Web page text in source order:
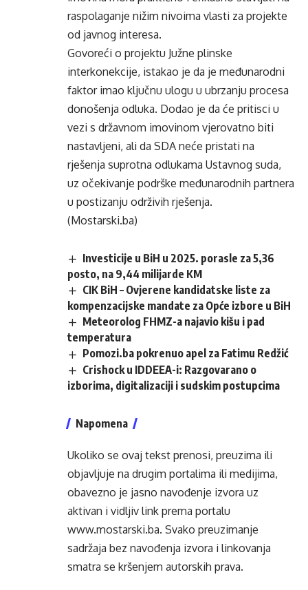
raspolaganje nižim nivoima vlasti za projekte
od javnog interesa.
Govoreći o projektu Južne plinske
interkonekcije, istakao je da je međunarodni
faktor imao ključnu ulogu u ubrzanju procesa
donošenja odluka. Dodao je da će pritisci u
vezi s državnom imovinom vjerovatno biti
nastavljeni, ali da SDA neće pristati na
rješenja suprotna odlukama Ustavnog suda,
uz očekivanje podrške međunarodnih partnera
u postizanju održivih rješenja.
(Mostarski.ba)
Investicije u BiH u 2025. porasle za 5,36
posto, na 9,44 milijarde KM
CIK BiH – Ovjerene kandidatske liste za
kompenzacijske mandate za Opće izbore u BiH
Meteorolog FHMZ-a najavio kišu i pad
temperatura
Pomozi.ba pokrenuo apel za Fatimu Redžić
Crishock u IDDEEA-i: Razgovarano o
izborima, digitalizaciji i sudskim postupcima
Napomena
Ukoliko se ovaj tekst prenosi, preuzima ili
objavljuje na drugim portalima ili medijima,
obavezno je jasno navođenje izvora uz
aktivan i vidljiv link prema portalu
www.mostarski.ba. Svako preuzimanje
sadržaja bez navođenja izvora i linkovanja
smatra se kršenjem autorskih prava.